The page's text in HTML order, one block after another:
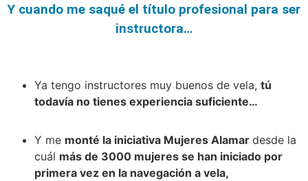
Y cuando me saqué el título profesional para ser
instructora…
Ya tengo instructores muy buenos de vela, tú
todavía no tienes experiencia suficiente…
Y me monté la iniciativa Mujeres Alamar desde la
cuál más de 3000 mujeres se han iniciado por
primera vez en la navegación a vela,